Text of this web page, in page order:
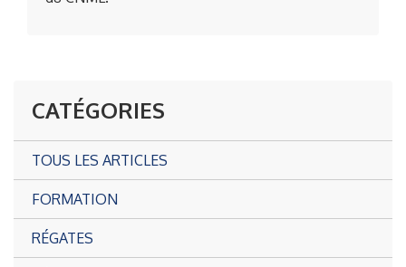
CATÉGORIES
TOUS LES ARTICLES
FORMATION
RÉGATES